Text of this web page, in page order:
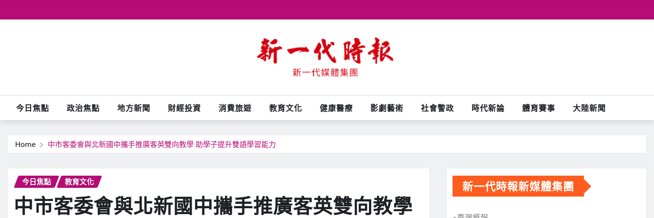
to
今日焦點 政治焦點 地方新聞 財經投資 消費旅遊 教育文化 健康醫療 影劇藝術 社會警政 時代新論 體育賽事 大陸新聞
Home 中市客委會與北新國中攜手推廣客英雙向教學 助學子提升雙語學習能力
今日焦點 教育文化
中市客委會與北新國中攜手推廣客英雙向教學
新一代時報新媒體集團